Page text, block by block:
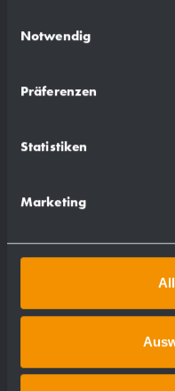
Notwendig
Präferenzen
Statistiken
Marketing